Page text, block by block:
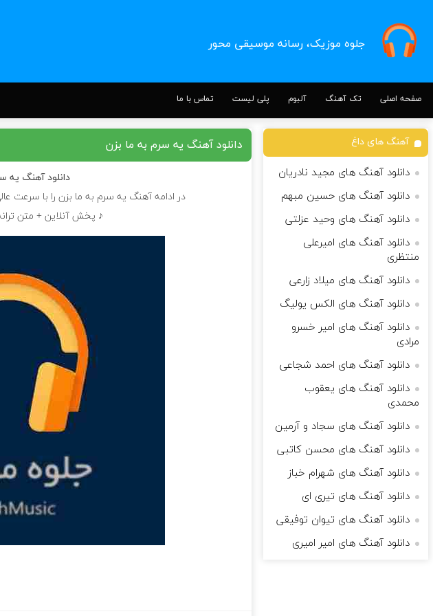
جلوه موزیک، رسانه موسیقی محور
صفحه اصلی تک آهنگ آلبوم پلی لیست تماس با ما
دانلود آهنگ یه سرم به ما بزن
دانلود آهنگ یه
در ادامه آهنگ یه سرم به ما بزن را با سرعت
♪ پخش آنلاین + متن
آهنگ های داغ
دانلود آهنگ های مجید نادریان
دانلود آهنگ های حسین مبهم
دانلود آهنگ های وحید عزلتی
دانلود آهنگ های امیرعلی
منتظری
دانلود آهنگ های میلاد زارعی
دانلود آهنگ های الکس یولیگ
دانلود آهنگ های امیر خسرو
مرادی
دانلود آهنگ های احمد شجاعی
دانلود آهنگ های یعقوب
محمدی
دانلود آهنگ های سجاد و آرمین
دانلود آهنگ های محسن کاتبی
دانلود آهنگ های شهرام خباز
دانلود آهنگ های تیری ای
دانلود آهنگ های تیوان توفیقی
دانلود آهنگ های امیر امیری